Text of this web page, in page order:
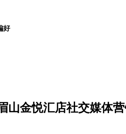
好
山金悦汇店社交媒体